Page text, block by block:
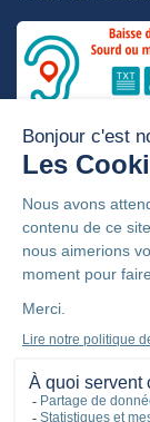
Partenaires